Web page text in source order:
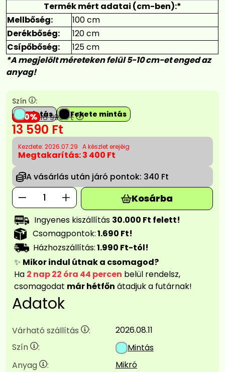
Termék mért adatai (cm-ben):*
Mellbőség:
100 cm
Derékbőség:
120 cm
Csípőbőség:
125 cm
*A megjelölt méreteken felül 5-10 cm-et enged az
anyag!
Szín
:
Mintás
Fekete mintás
20 16 990Ft
13 590 Ft
Kezdete: 2026.07.29 A készlet erejéig
Megtakarítás:3 400 Ft
A vásárlás után járó pontok: 340 Ft
Kosárba
Ingyenes kiszállítás 30.000 Ft felett!
Csomagpontok:1.690 Ft!
Házhozszállítás:1.990 Ft-tól!
✨ Mikor indul útnak a csomagod?
Ha 2 nap 22 óra 44 percen belül rendelsz,
csomagodat már hétfőn átadjuk a futárnak!
Adatok
Várható szállítás :
2026.08.11
Szín
:
Mintás
Anyag
: Mikró